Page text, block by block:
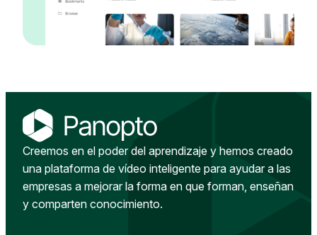
Creemos en el poder del aprendizaje y hemos creado
una plataforma de vídeo inteligente para ayudar a las
empresas a mejorar la forma en que forman, enseñan
y comparten conocimiento.